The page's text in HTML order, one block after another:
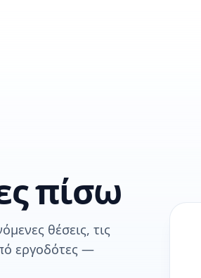
πίσω
θέσεις, τις
εργοδότες —